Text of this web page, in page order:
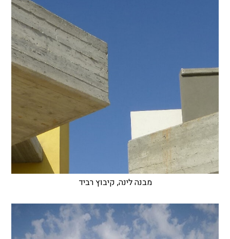
מבנה לינה, קיבוץ רביד